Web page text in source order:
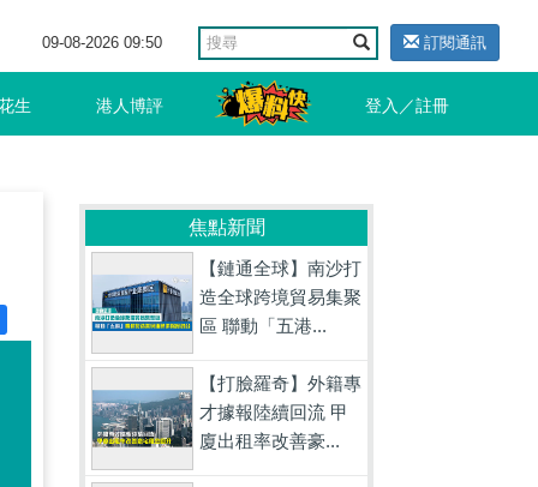
09-08-2026 09:50 訂閱通訊
生 港人博評 登入／註冊
焦點新聞
【鏈通全球】南沙打
造全球跨境貿易集聚
區 聯動「五港...
【打臉羅奇】外籍專
才據報陸續回流 甲
廈出租率改善豪...